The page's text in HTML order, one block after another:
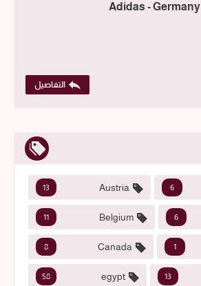
Adidas - Germany
التفاصيل
6
Austria
13
6
Belgium
11
1
Canada
8
13
egypt
58